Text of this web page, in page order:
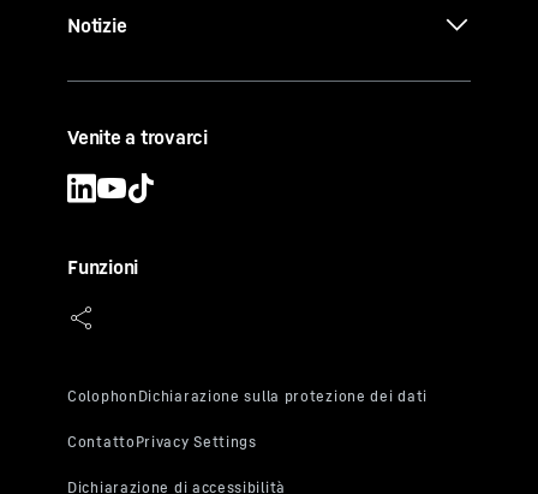
Notizie
Venite a trovarci
Funzioni